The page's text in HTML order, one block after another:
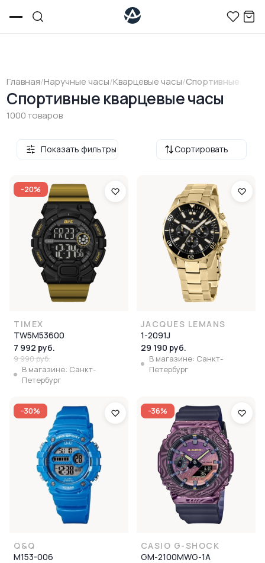
Главная/Наручные часы/Кварцевые часы/Спортивные
Спортивные кварцевые часы
1000 товаров
Сортировать
Показать фильтры
-20%
TIMEX
TW5M53600
7 992 руб.
9 990 руб.
В магазине: Санкт-
Петербург
JACQUES LEMANS
1-2091J
29 190 руб.
В магазине: Санкт-
Петербург
-30%
Q&Q
M153-006
-36%
CASIO G-SHOCK
GM-2100MWG-1A